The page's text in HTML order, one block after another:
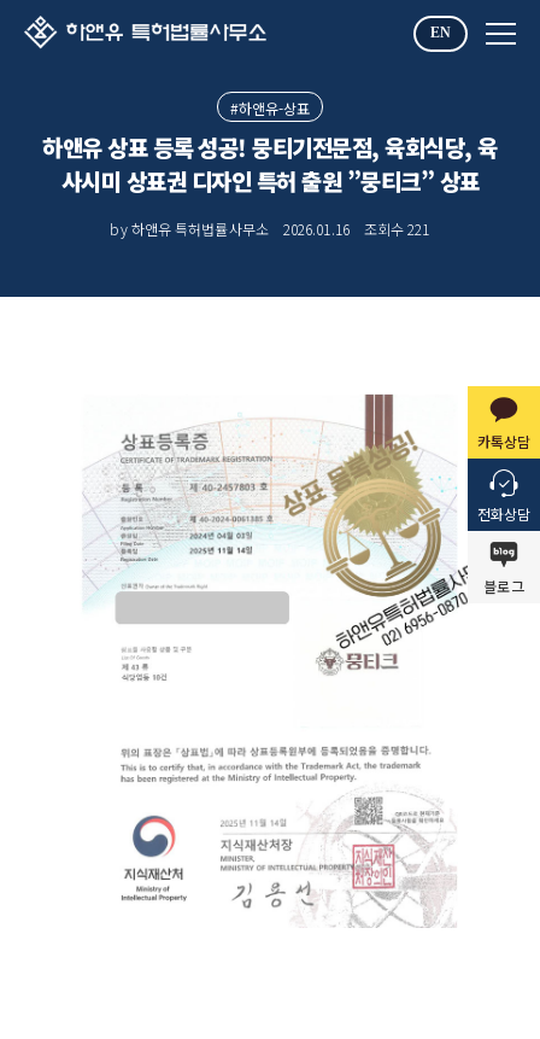
EN
카톡상담
전화상담
블로그
#하앤유-상표
하앤유 상표 등록 성공! 뭉티기전문점, 육회식당, 육
사시미 상표권 디자인 특허 출원 ”뭉티크” 상표
by 하앤유 특허법률사무소 2026.01.16 조회수221